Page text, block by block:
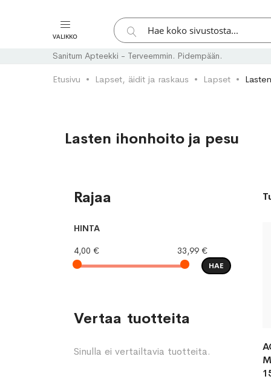
VALIKKO
Hae
Hae
Sanitum Apteekki - Terveemmin. Pidempään.
Etusivu Lapset, äidit ja raskaus Lapset
Lasten ihonhoito ja pesu
Rajaa
HINTA
4,00 € 33,99 €
HAE
Vertaa tuotteita
Sinulla ei vertailtavia tuotteita.